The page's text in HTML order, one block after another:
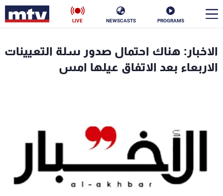
PROGRAMS
NEWSCASTS
LIVE
الاخبار: هناك احتمال صدور سلة التعيينات
الاربعاء بعد الاتفاق عيلها امس
الأخبار
رياضة